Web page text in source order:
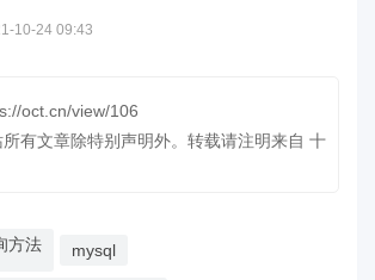
10-24 09:43
oct.cn/view/106
有文章除特别声明外。转载请注明来自 十
方法 mysql